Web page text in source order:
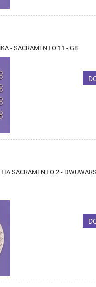
- SACRAMENTO 11 - G8
SACRAMENTO 2 -